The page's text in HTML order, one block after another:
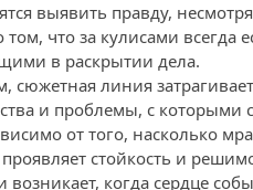
выявить правду,
что за кулисами
в раскрытии дела.
сюжетная линия
и проблемы, с которыми
от того, насколько
стойкость и
когда сердце